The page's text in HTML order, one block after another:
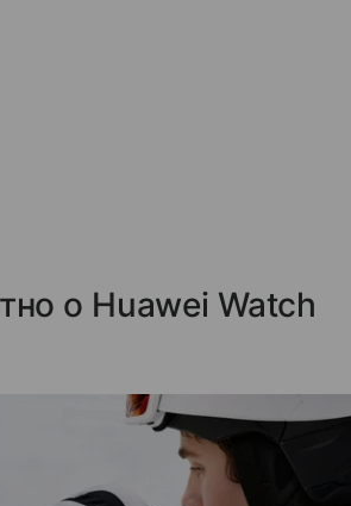
о Huawei Watch